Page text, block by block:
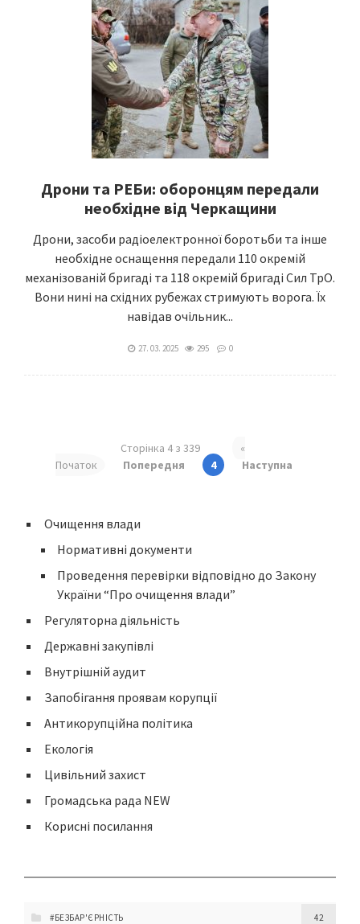
Дрони та РЕБи: оборонцям передали
необхідне від Черкащини
Дрони, засоби радіоелектронної боротьби та інше
необхідне оснащення передали 110 окремій
механізованій бригаді та 118 окремій бригаді Сил ТрО.
Вони нині на східних рубежах стримують ворога. Їх
навідав очільник...
27. 03. 2025 295 0
Сторінка 4 з 339
«
Початок
Попередня 4 Наступна
Очищення влади
Нормативні документи
Проведення перевірки відповідно до Закону
України “Про очищення влади”
Регуляторна діяльність
Державні закупівлі
Внутрішній аудит
Запобігання проявам корупції
Антикорупційна політика
Екологія
Цивільний захист
Громадська рада NEW
Корисні посилання
#БЕЗБАР'ЄРНІСТЬ 42